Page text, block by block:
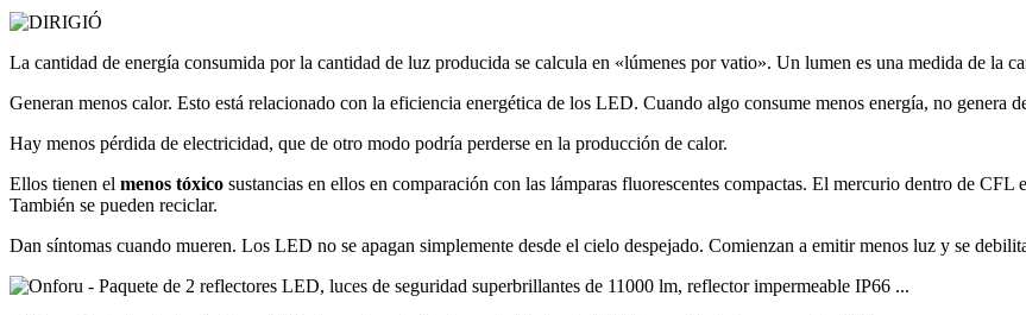
La cantidad de energía consumida por la cantidad de luz producida se calcula en «lúmenes por vatio». Un lumen es una medida de la
Generan menos calor. Esto está relacionado con la eficiencia energética de los LED. Cuando algo consume menos energía, no genera
Hay menos pérdida de electricidad, que de otro modo podría perderse en la producción de calor.
Ellos tienen el menos tóxico sustancias en ellos en comparación con las lámparas fluorescentes compactas. El mercurio dentro de
También se pueden reciclar.
Dan síntomas cuando mueren. Los LED no se apagan simplemente desde el cielo despejado. Comienzan a emitir menos luz y se